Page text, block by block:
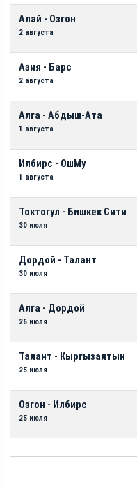
Алай - Озгон
2 августа
Азия - Барс
2 августа
Алга - Абдыш-Ата
1 августа
Илбирс - ОшМу
1 августа
Токтогул - Бишкек Сити
30 июля
Дордой - Талант
30 июля
Алга - Дордой
26 июля
Талант - Кыргызалтын
25 июля
Озгон - Илбирс
25 июля